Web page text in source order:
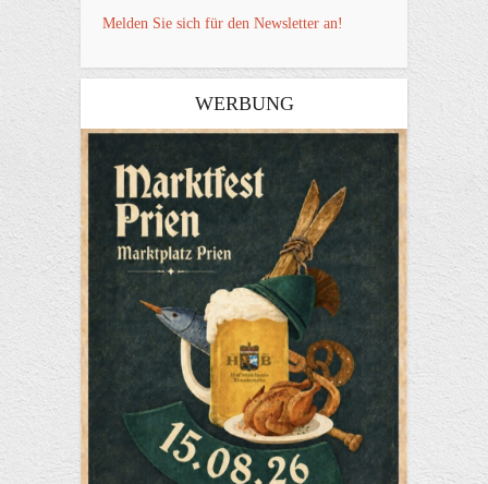
Melden Sie sich für den Newsletter an!
WERBUNG